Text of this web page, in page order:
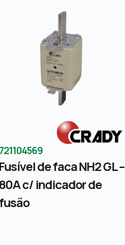
721104569
Fusível de faca NH2 GL –
80A c/ indicador de
fusão